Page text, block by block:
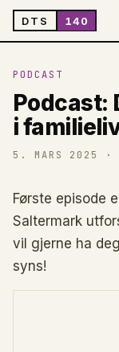
DTS 140
PODCAST
Podcast:
i
5. MARS 2025 ·
Første episode
Saltermark
vil gjerne ha
syns!